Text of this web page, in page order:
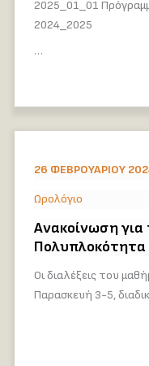
2025_01_01
2024_2025
…
26 ΦΕΒΡΟΥΑΡΊΟΥ
Ωρολόγιο
Ανακοίνωση για
Πολυπλοκότητα
Οι διαλέξεις του
Παρασκευή 3-5,